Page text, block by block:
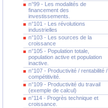
n°99 - Les modalités de
financement des
investissements.
n°101 - Les révolutions
industrielles
n°103 - Les sources de la
croissance
n°105 - Population totale,
population active et population
inactive.
n°107 - Productivité / rentabilité /
compétitivité.
n°109 - Productivité du travail
(exemple de calcul)
n°114 - Progrès technique et
croissance.